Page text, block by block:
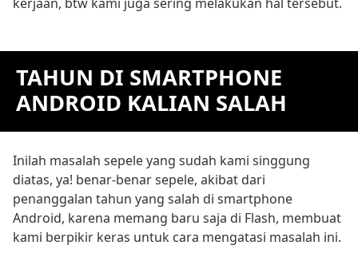
TAHUN DI SMARTPHONE
ANDROID KALIAN SALAH
Inilah masalah sepele yang sudah kami singgung
diatas, ya! benar-benar sepele, akibat dari
penanggalan tahun yang salah di smartphone
Android, karena memang baru saja di Flash, membuat
kami berpikir keras untuk cara mengatasi masalah ini.